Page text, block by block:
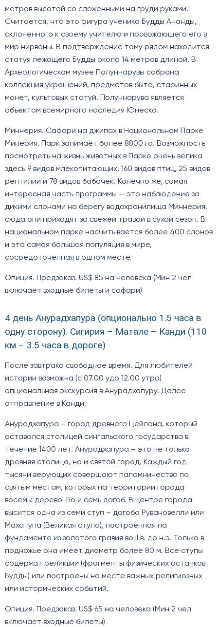
метров высотой со сложенными на груди руками.
Считается, что это фигура ученика Будды Ананды,
склоненного к своему учителю и провожающего его в
мир нирваны. В подтверждение тому рядом находится
статуя лежащего Будды около 14 метров длиной. В
Археологическом музее Полуннарувы собрана
коллекция украшений, предметов быта, старинных
монет, культовых статуй. Полуннарува является
объектом всемирного наследия Юнеско.
Миннерия. Сафари на джипах в Национальном Парке
Минерия. Парк занимает более 8800 га. Возможность
посмотреть на жизнь животных в Парке очень велика
здесь 9 видов млекопитающих, 160 видов птиц, 25 видов
рептилий и 78 видов бабочек. Конечно же, самая
интересная часть программы — это наблюдение за
дикими слонами на берегу водохранилища Миннерия,
сюда они приходят за свежей травой в сухой сезон. В
национальном парке насчитывается более 400 слонов
и это самая большая популяция в мире,
сосредоточенная в одном месте.
Опиция. Предзаказ. US$ 85 на человека (Мин 2 чел
включает входные билеты и сафари)
4 день Анурадхапура (опционально 1.5 часа в
одну сторону). Сигирия – Матале – Канди (110
км – 3.5 часа в дороге)
После завтрака свободное время. Для любителей
истории возможна (с 07.00 удо 12.00 утра)
опциональная экскурсия в Анурадхапуру. Далее
отправление в Канди.
Анурадхапура – город древнего Цейлона, который
оставался столицей сингальского государства в
течение 1400 лет. Анурадхапура – это не только
древняя столица, но и святой город. Каждый год
тысячи верующих совершают паломничество по
святым местам, которых на территории города
восемь: дерево-Бо и семь дагоб. В центре города
высится одна из семи ступ – дагоба Рувановелли или
Махатупа (Великая ступа), построенная на
фундаменте из золотого гравия во II в. до н.э. Только в
подножье она имеет диаметр более 80 м. Все ступы
содержат реликвии (фрагменты физических останков
Будды) или построены на месте важных религиозных
или исторических событий.
Опиция. Предзаказ. US$ 65 на человека (Мин 2 чел
включает входные билеты)